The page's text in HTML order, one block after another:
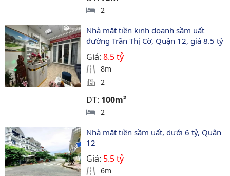
2
Nhà mặt tiền kinh doanh sầm uất
đường Trần Thị Cờ, Quận 12, giá 8.5 tỷ
Giá:8.5 tỷ
8m
2
DT: 100m²
2
Nhà mặt tiền sầm uất, dưới 6 tỷ, Quận
12
Giá: 5.5 tỷ
6m